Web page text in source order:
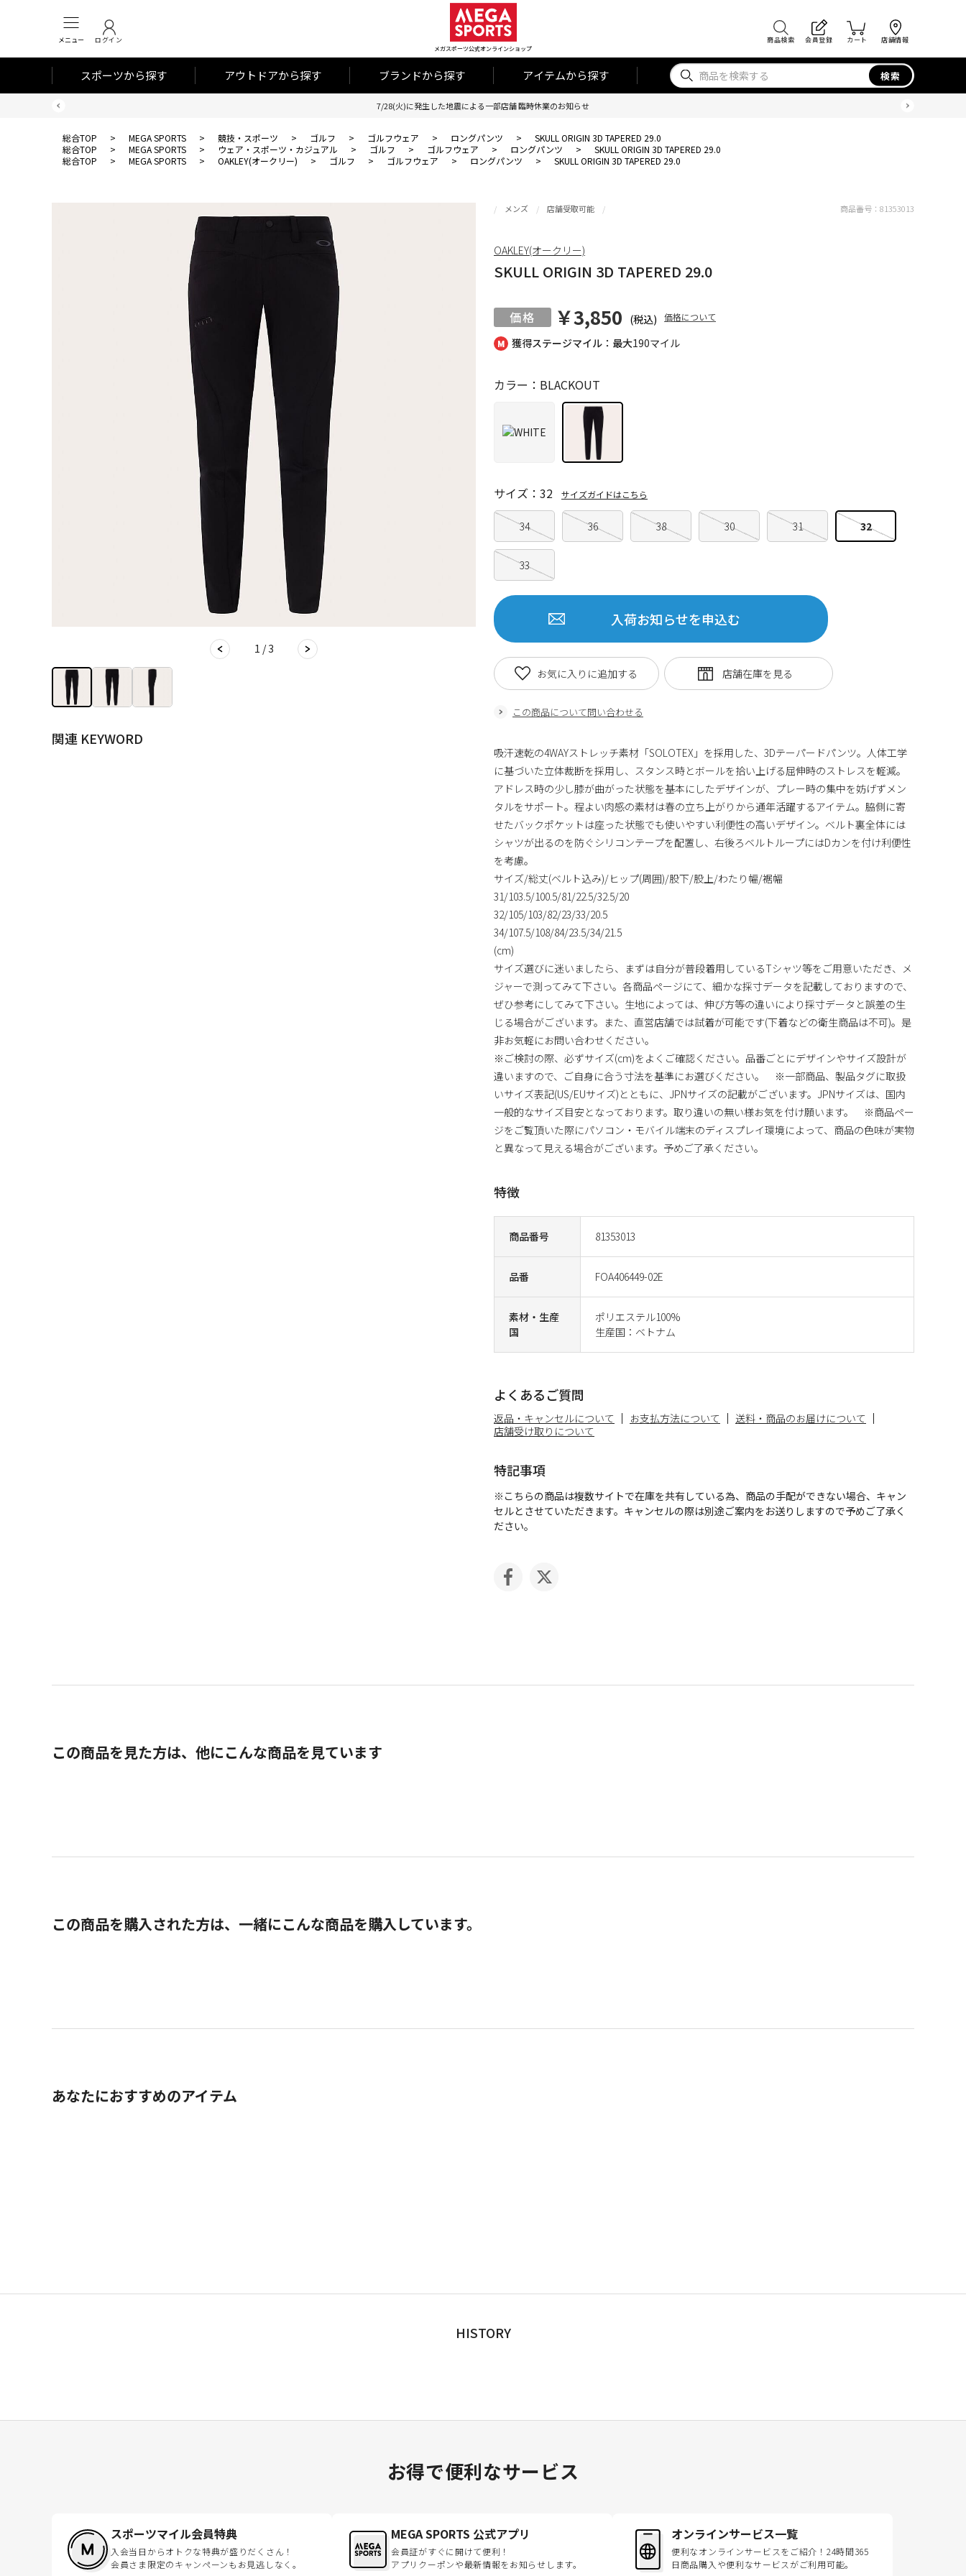
メニュー ログイン
メガスポーツ公式オンラインショップ
商品検索 会員登録 カート 店舗情報
スポーツから探す アウトドアから探す ブランドから探す アイテムから探す 検索
7/28(火)に発生した地震による一部店舗 臨時休業のお知らせ
総合TOP > MEGA SPORTS > 競技・スポーツ > ゴルフ > ゴルフウェア > ロングパンツ >
SKULL ORIGIN 3D TAPERED 29.0
総合TOP
> MEGA SPORTS > ウェア・スポーツ・カジュアル > ゴルフ > ゴルフウェア > ロングパンツ >
SKULL ORIGIN 3D TAPERED 29.0
総合TOP
> MEGA SPORTS > OAKLEY(オークリー) > ゴルフ > ゴルフウェア > ロングパンツ > SKULL ORIGIN 3D TAPERED 29.0
1 / 3
関連 KEYWORD
獲得ステージマイル：最大190マイル
メンズ 店舗受取可能
SKULL ORIGIN 3D TAPERED 29.0
￥3,850 (税込) 価格について
商品番号 81353013
品番 FOA406449-02E
素材・生産
国
ポリエステル100%
生産国：ベトナム
カラー：BLACKOUT
34 36 38 30 31 32
33
サイズ：32 サイズガイドはこちら
入荷お知らせを申込む
この商品について問い合わせる
お気に入りに追加する
商品番号： 81353013
OAKLEY(オークリー)
吸汗速乾の4WAYストレッチ素材「SOLOTEX」を採用した、3Dテーパードパンツ。人体工学
に基づいた立体裁断を採用し、スタンス時とボールを拾い上げる屈伸時のストレスを軽減。
アドレス時の少し膝が曲がった状態を基本にしたデザインが、プレー時の集中を妨げずメン
タルをサポート。程よい肉感の素材は春の立ち上がりから通年活躍するアイテム。脇側に寄
せたバックポケットは座った状態でも使いやすい利便性の高いデザイン。ベルト裏全体には
シャツが出るのを防ぐシリコンテープを配置し、右後ろベルトループにはDカンを付け利便性
を考慮。
サイズ/総丈(ベルト込み)/ヒップ(周囲)/股下/股上/わたり幅/裾幅
31/103.5/100.5/81/22.5/32.5/20
32/105/103/82/23/33/20.5
34/107.5/108/84/23.5/34/21.5
(cm)
サイズ選びに迷いましたら、まずは自分が普段着用しているTシャツ等をご用意いただき、メ
ジャーで測ってみて下さい。各商品ページにて、細かな採寸データを記載しておりますので、
ぜひ参考にしてみて下さい。生地によっては、伸び方等の違いにより採寸データと誤差の生
じる場合がございます。また、直営店舗では試着が可能です(下着などの衛生商品は不可)。是
非お気軽にお問い合わせください。
※ご検討の際、必ずサイズ(cm)をよくご確認ください。品番ごとにデザインやサイズ設計が
違いますので、ご自身に合う寸法を基準にお選びください。 ※一部商品、製品タグに取扱
いサイズ表記(US/EUサイズ)とともに、JPNサイズの記載がございます。JPNサイズは、国内
一般的なサイズ目安となっております。取り違いの無い様お気を付け願います。 ※商品ペー
ジをご覧頂いた際にパソコン・モバイル端末のディスプレイ環境によって、商品の色味が実物
と異なって見える場合がございます。予めご了承ください。
特徴
よくあるご質問
返品・キャンセルについて お支払方法について
送料・商品のお届けについて
店舗受け取りについて
特記事項
※こちらの商品は複数サイトで在庫を共有している為、商品の手配ができない場合、キャン
セルとさせていただきます。キャンセルの際は別途ご案内をお送りしますので予めご了承く
ださい。
この商品を見た方は、他にこんな商品を見ています
この商品を購入された方は、一緒にこんな商品を購入しています。
あなたにおすすめのアイテム
HISTORY
お得で便利なサービス
スポーツマイル会員特典
入会当日からオトクな特典が盛りだくさん！
会員さま限定のキャンペーンもお見逃しなく。
MEGA SPORTS 公式アプリ
会員証がすぐに開けて便利！
アプリクーポンや最新情報をお知らせします。
オンラインサービス一覧
便利なオンラインサービスをご紹介！24時間365
日商品購入や便利なサービスがご利用可能。